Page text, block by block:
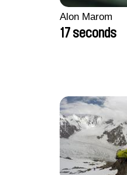
Alon Marom
17 seconds